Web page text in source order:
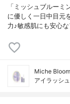
「ミッシュブルー
に優しく一日中目元
力♪敏感肌にも安心
Miche
アイラッシ